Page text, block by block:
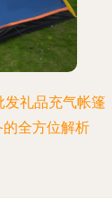
发礼品充气帐篷
全方位解析